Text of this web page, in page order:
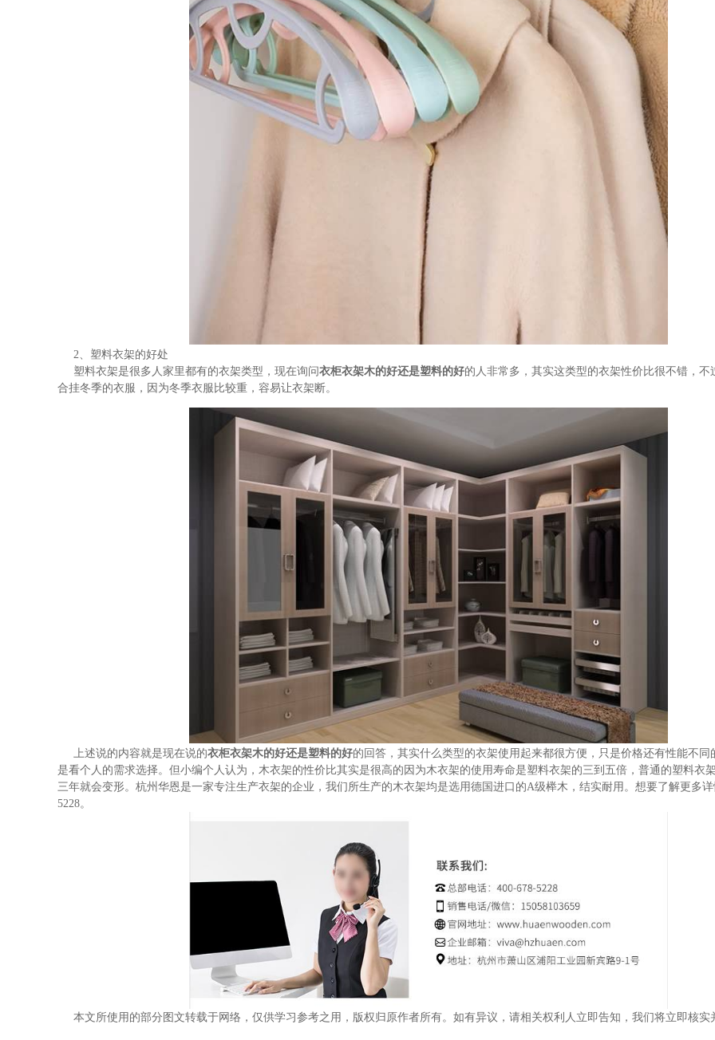
2、塑料衣架的好处
塑料衣架是很多人家里都有的衣架类型，现在询问衣柜衣架木的好还是塑料的好的人非常多，其实这类型的衣架性价比很不错，不
合挂冬季的衣服，因为冬季衣服比较重，容易让衣架断。
上述说的内容就是现在说的衣柜衣架木的好还是塑料的好的回答，其实什么类型的衣架使用起来都很方便，只是价格还有性能不同
是看个人的需求选择。但小编个人认为，木衣架的性价比其实是很高的因为木衣架的使用寿命是塑料衣架的三到五倍，普通的塑料衣
三年就会变形。杭州华恩是一家专注生产衣架的企业，我们所生产的木衣架均是选用德国进口的A级榉木，结实耐用。想要了解更多详
5228。
本文所使用的部分图文转载于网络，仅供学习参考之用，版权归原作者所有。如有异议，请相关权利人立即告知，我们将立即核实